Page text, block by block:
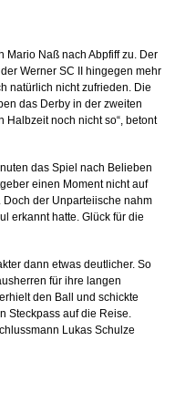
Mario Naß nach Abpfiff zu. Der
Werner SC II hingegen mehr
natürlich nicht zufrieden. Die
das Derby in der zweiten
Halbzeit noch nicht so“, betont
das Spiel nach Belieben
einen Moment nicht auf
der Unparteiische nahm
erkannt hatte. Glück für die
dann etwas deutlicher. So
für ihre langen
den Ball und schickte
Steckpass auf die Reise.
Lukas Schulze